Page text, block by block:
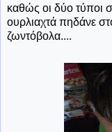
καθώς οι δύο τύποι
ουρλιαχτά πηδάνε
ζωντόβολα....